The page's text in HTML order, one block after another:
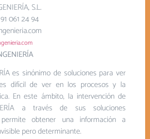
S.L.
061 24 94
es sinónimo de soluciones para ver
difícil de ver en los procesos y la
En este ámbito, la intervención de
a través de sus soluciones
permite obtener una información a
pero determinante.